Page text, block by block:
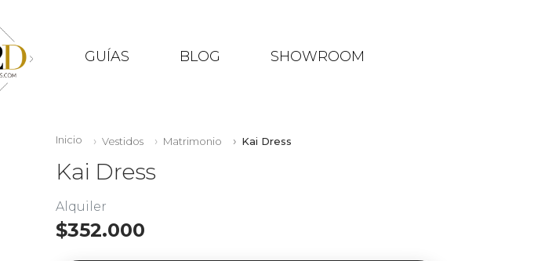
GUÍAS BLOG SHOWROOM
Inicio Vestidos Matrimonio Kai Dress
Kai Dress
Alquiler
$352.000